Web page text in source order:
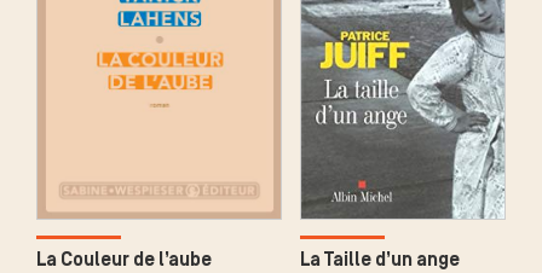
La Couleur de l’aube La Taille d’un ange